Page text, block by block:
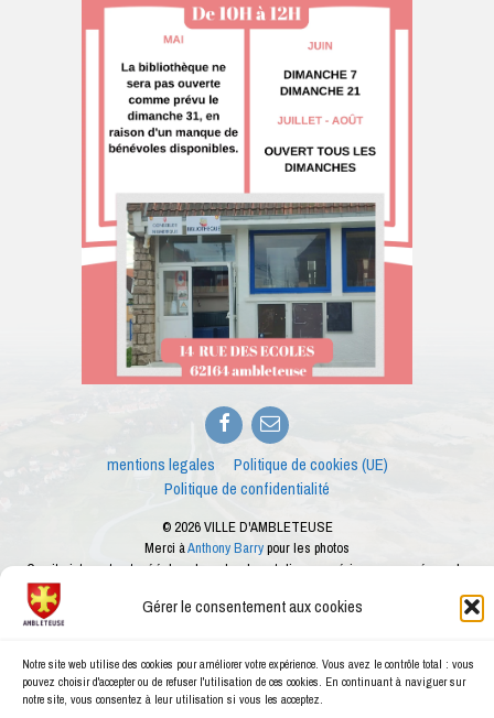
Gérer le consentement aux cookies
Notre site web utilise des cookies pour améliorer votre expérience. Vous avez le contrôle total : vous
pouvez choisir d'accepter ou de refuser l'utilisation de ces cookies. En continuant à naviguer sur
notre site, vous consentez à leur utilisation si vous les acceptez.
Facebook
E-
mail
mentions legales
Politique de cookies (UE)
Politique de confidentialité
© 2026 VILLE D'AMBLETEUSE
Merci àAnthony Barrypour les photos
Ce site internet est créé dans le cadre des ateliers numériques proposés par le